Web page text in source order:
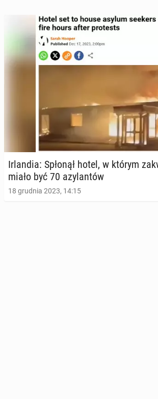
Ir­lan­dia: Spłonął hotel, w którym
miało być 70 azy­lan­tów
18 grudnia 2023, 14:15